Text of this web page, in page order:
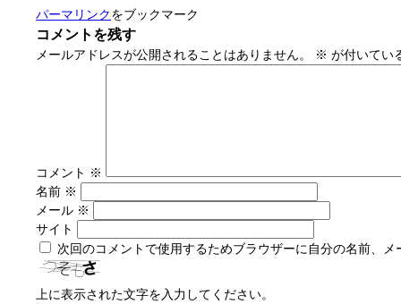
パーマリンク をブックマーク
コメントを残す
メールアドレスが公開されることはありません。 ※ が付いてい
コメント ※
名前 ※
メール ※
サイト
次回のコメントで使用するためブラウザーに自分の名前、
上に表示された文字を入力してください。